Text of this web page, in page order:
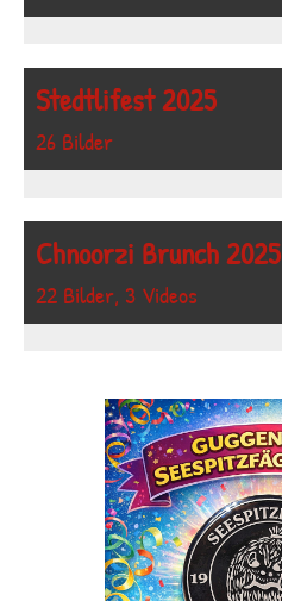
Stedtlifest 2025
26 Bilder
Chnoorzi Brunch 2025
22 Bilder, 3 Videos